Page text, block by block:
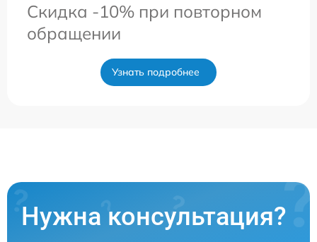
Скидка -10% при повторном
обращении
Узнать подробнее
Нужна консультация?